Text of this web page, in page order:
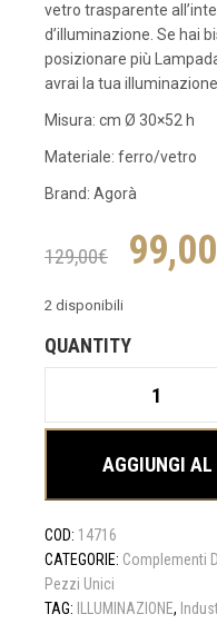
vetro trasparente
d’illuminazione. Se hai
posizionare più
avrai la tua
Misura: cm Ø 30×52 h
Materiale: ferro/vetro
Brand: Agorà
129,00€
Il
era:
99,00
2 disponibili
cm
h
quantità
AGGIUNGI AL
COD: 14716
CATEGORIE: Complementi
Pezzi Unici
TAG:
ILLUMINAZIONE,